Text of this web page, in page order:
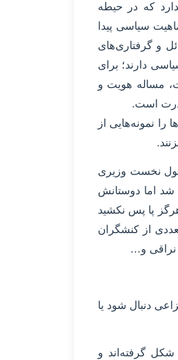
که در حیطه
سیاسی پیدا
و گرفتاری‌های
دارند؛ برای
مساله هویت و
است.
نمونه‌هایی از
قبول نخست وزیری
اما دوستانش
پا پس نکشید
از کنشگران
نراقی و…
دنبال شود یا
گرفته‌اند و